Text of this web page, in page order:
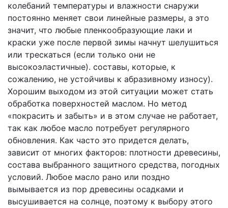
колебаний температуры и влажности снаружи
постоянно меняет свои линейные размеры, а это
значит, что любые пленкообразующие лаки и
краски уже после первой зимы начнут шелушиться
или трескаться (если только они не
высокоэластичные). составы, которые, к
сожалению, не устойчивы к абразивному износу).
Хорошим выходом из этой ситуации может стать
обработка поверхностей маслом. Но метод
«покрасить и забыть» и в этом случае не работает,
так как любое масло потребует регулярного
обновления. Как часто это придется делать,
зависит от многих факторов: плотности древесины,
состава выбранного защитного средства, погодных
условий. Любое масло рано или поздно
вымывается из пор древесины осадками и
высушивается на солнце, поэтому к выбору этого